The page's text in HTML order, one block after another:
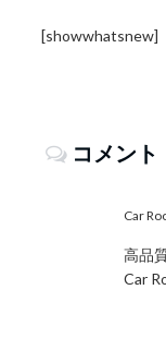
[showwhatsnew]
コメント
Car
高品
Car